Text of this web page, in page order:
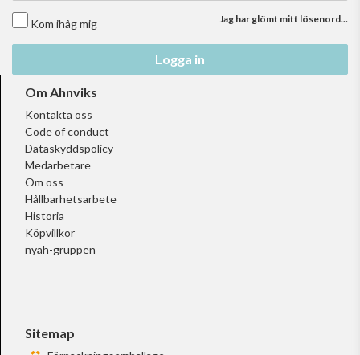
Kom ihåg mig Jag har glömt mitt lösenord...
Logga in
Om Ahnviks
Kontakta oss
Code of conduct
Dataskyddspolicy
Medarbetare
Om oss
Hållbarhetsarbete
Historia
Köpvillkor
nyah-gruppen
Sitemap